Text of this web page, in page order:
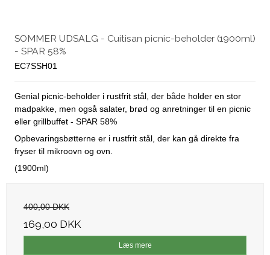
SOMMER UDSALG - Cuitisan picnic-beholder (1900ml)
- SPAR 58%
EC7SSH01
Genial picnic-beholder i rustfrit stål, der både holder en stor
madpakke, men også salater, brød og anretninger til en picnic
eller grillbuffet - SPAR 58%
Opbevaringsbøtterne er i rustfrit stål, der kan gå direkte fra
fryser til mikroovn og ovn.
(1900ml)
400,00 DKK
169,00 DKK
Læs mere